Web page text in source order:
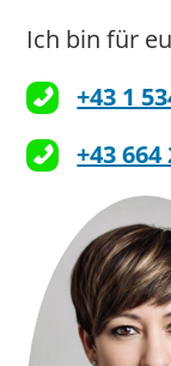
Ich bin für
+43 1
+43 664